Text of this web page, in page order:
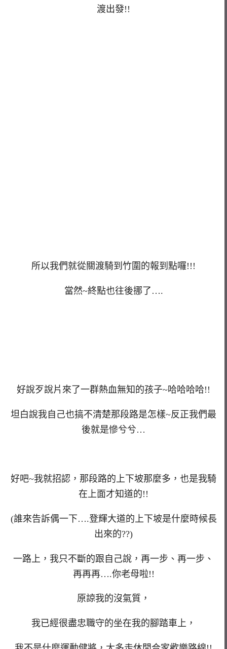
渡出發!!
所以我們就從關渡騎到竹圍的報到點囉!!!
當然~終點也往後挪了….
好說歹說片來了一群熱血無知的孩子~哈哈哈哈!!
坦白說我自己也搞不清楚那段路是怎樣~反正我們最
後就是慘兮兮…
好吧~我就招認，那段路的上下坡那麼多，也是我騎
在上面才知道的!!
(誰來告訴偶一下….登輝大道的上下坡是什麼時候長
出來的??)
一路上，我只不斷的跟自己說，再一步、再一步、
再再再….你老母啦!!
原諒我的沒氣質，
我已經很盡忠職守的坐在我的腳踏車上，